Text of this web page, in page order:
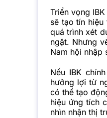
Triển vọng
sẽ tạo tín
quá trình xét
ngặt. Nhưng
Nam hội nhập
Nếu IBK
hưởng lợi từ
có thể tạo
hiệu ứng tích
nhìn nhận thị